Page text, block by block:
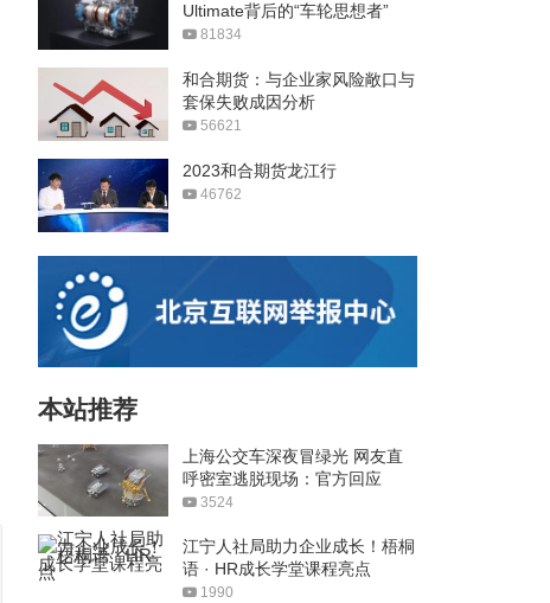
Ultimate背后的“车轮思想者”
81834
和合期货：与企业家风险敞口与
套保失败成因分析
56621
2023和合期货龙江行
46762
本站推荐
上海公交车深夜冒绿光 网友直
呼密室逃脱现场：官方回应
3524
江宁人社局助力企业成长！梧桐
语 · HR成长学堂课程亮点
1990